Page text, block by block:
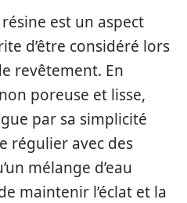
est un aspect
d’être considéré lors
revêtement. En
poreuse et lisse,
par sa simplicité
régulier avec des
mélange d’eau
maintenir l’éclat et la